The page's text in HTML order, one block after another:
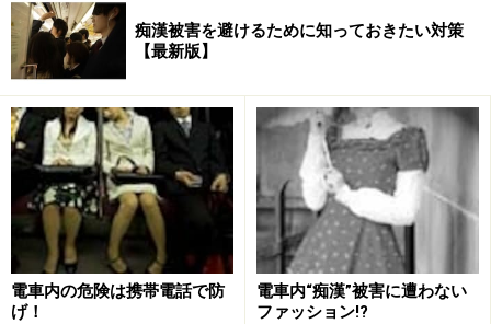
いう点だけが事実としてあるということなのです。
昭和46年～49年（1971～1974年）の第二次ベビーブー
ムの世代が今、30代です。それ以降は減少する一方のた
め、20代よりも人口が多いという点がありますので、
元々30代の人が多いということも考慮すべきかもしれま
せん。
痴漢被害を避けるために知っておきたい対策
【最新版】
電車内の危険は携帯電話で防
げ！
電車内“痴漢”被害に遭わない
ファッション!?